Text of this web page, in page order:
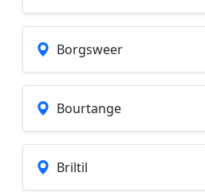
Borgsweer
Bourtange
Briltil